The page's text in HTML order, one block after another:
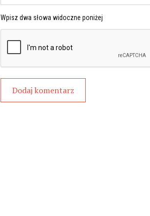
Wpisz dwa słowa widoczne poniżej